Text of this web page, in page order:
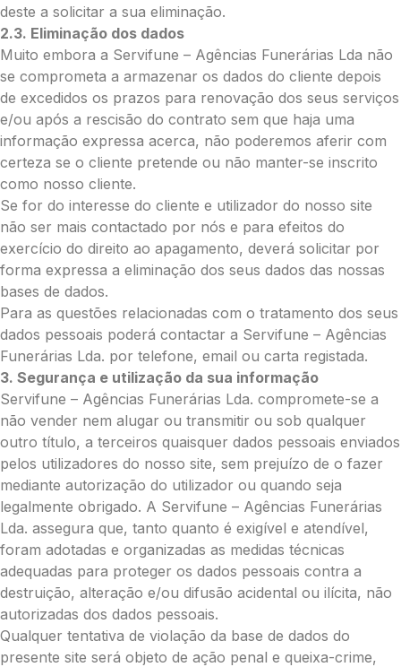
Opção 1 (€25)
Opção 2 (€30)
Opção 3 (€35)
Opção 4 (€40)
Opção 5 (€45)
Opção 6 (€50)
Opção 7 (€55)
Opção 8 (€55)
Opção 9 (€65)
Palma:
Pequena (€85)
Média (€100)
Grande (€115)
Cruz:
Pequena (€85)
Média (€100)
Grande (€115)
Coração:
Pequena (€85)
Média (€100)
Grande (€115)
Coroa:
Mini (€75)
Pequena (€85)
Média (€100)
Grande (€115)
O seu nome*
deste a solicitar a sua eliminação.
2.3. Eliminação dos dados
Muito embora a Servifune – Agências Funerárias Lda não
se comprometa a armazenar os dados do cliente depois
de excedidos os prazos para renovação dos seus serviços
e/ou após a rescisão do contrato sem que haja uma
informação expressa acerca, não poderemos aferir com
certeza se o cliente pretende ou não manter-se inscrito
como nosso cliente.
Se for do interesse do cliente e utilizador do nosso site
não ser mais contactado por nós e para efeitos do
exercício do direito ao apagamento, deverá solicitar por
forma expressa a eliminação dos seus dados das nossas
bases de dados.
Para as questões relacionadas com o tratamento dos seus
dados pessoais poderá contactar a Servifune – Agências
Funerárias Lda. por telefone, email ou carta registada.
3. Segurança e utilização da sua informação
Servifune – Agências Funerárias Lda. compromete-se a
não vender nem alugar ou transmitir ou sob qualquer
outro título, a terceiros quaisquer dados pessoais enviados
pelos utilizadores do nosso site, sem prejuízo de o fazer
mediante autorização do utilizador ou quando seja
legalmente obrigado. A Servifune – Agências Funerárias
Lda. assegura que, tanto quanto é exigível e atendível,
foram adotadas e organizadas as medidas técnicas
adequadas para proteger os dados pessoais contra a
destruição, alteração e/ou difusão acidental ou ilícita, não
autorizadas dos dados pessoais.
Qualquer tentativa de violação da base de dados do
presente site será objeto de ação penal e queixa-crime,